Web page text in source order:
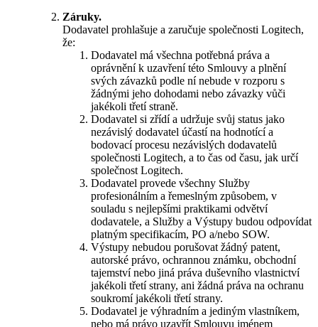
Záruky.
Dodavatel prohlašuje a zaručuje společnosti Logitech,
že:
Dodavatel má všechna potřebná práva a
oprávnění k uzavření této Smlouvy a plnění
svých závazků podle ní nebude v rozporu s
žádnými jeho dohodami nebo závazky vůči
jakékoli třetí straně.
Dodavatel si zřídí a udržuje svůj status jako
nezávislý dodavatel účastí na hodnotící a
bodovací procesu nezávislých dodavatelů
společnosti Logitech, a to čas od času, jak určí
společnost Logitech.
Dodavatel provede všechny Služby
profesionálním a řemeslným způsobem, v
souladu s nejlepšími praktikami odvětví
dodavatele, a Služby a Výstupy budou odpovídat
platným specifikacím, PO a/nebo SOW.
Výstupy nebudou porušovat žádný patent,
autorské právo, ochrannou známku, obchodní
tajemství nebo jiná práva duševního vlastnictví
jakékoli třetí strany, ani žádná práva na ochranu
soukromí jakékoli třetí strany.
Dodavatel je výhradním a jediným vlastníkem,
nebo má právo uzavřít Smlouvu jménem